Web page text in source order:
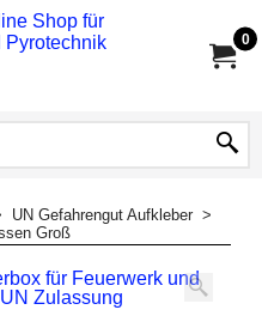
0
UN Gefahrengut Aufkleber >
Groß